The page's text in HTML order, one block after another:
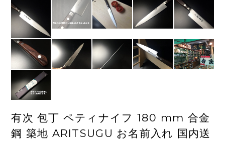
有次 包丁 ペティナイフ 180 mm 合金
鋼 築地 ARITSUGU お名前入れ 国内送